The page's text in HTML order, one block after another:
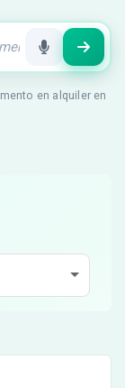
en alquiler en